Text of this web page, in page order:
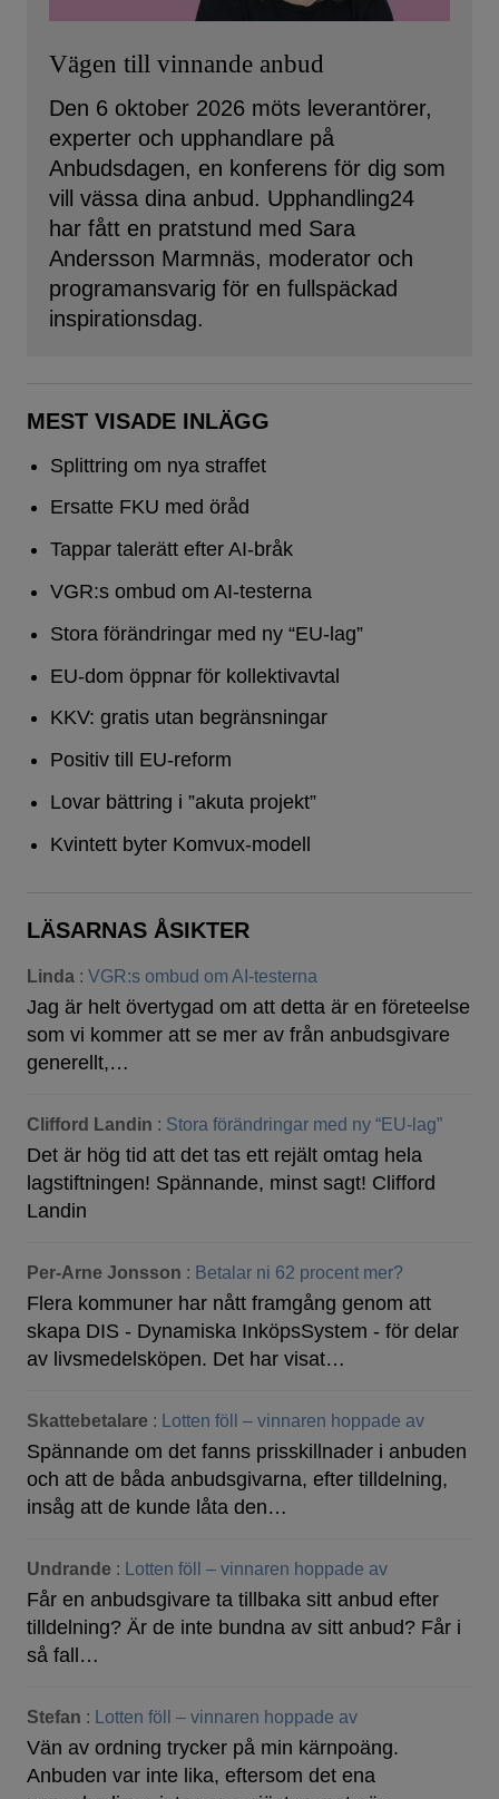
Vägen till vinnande anbud
Den 6 oktober 2026 möts leverantörer,
experter och upphandlare på
Anbudsdagen, en konferens för dig som
vill vässa dina anbud. Upphandling24
har fått en pratstund med Sara
Andersson Marmnäs, moderator och
programansvarig för en fullspäckad
inspirationsdag.
MEST VISADE INLÄGG
Splittring om nya straffet
Ersatte FKU med öråd
Tappar talerätt efter AI-bråk
VGR:s ombud om AI-testerna
Stora förändringar med ny “EU-lag”
EU-dom öppnar för kollektivavtal
KKV: gratis utan begränsningar
Positiv till EU-reform
Lovar bättring i ”akuta projekt”
Kvintett byter Komvux-modell
LÄSARNAS ÅSIKTER
Linda : VGR:s ombud om AI-testerna
Jag är helt övertygad om att detta är en företeelse
som vi kommer att se mer av från anbudsgivare
generellt,…
Clifford Landin : Stora förändringar med ny “EU-lag”
Det är hög tid att det tas ett rejält omtag hela
lagstiftningen! Spännande, minst sagt! Clifford
Landin
Per-Arne Jonsson : Betalar ni 62 procent mer?
Flera kommuner har nått framgång genom att
skapa DIS - Dynamiska InköpsSystem - för delar
av livsmedelsköpen. Det har visat…
Skattebetalare : Lotten föll – vinnaren hoppade av
Spännande om det fanns prisskillnader i anbuden
och att de båda anbudsgivarna, efter tilldelning,
insåg att de kunde låta den…
Undrande : Lotten föll – vinnaren hoppade av
Får en anbudsgivare ta tillbaka sitt anbud efter
tilldelning? Är de inte bundna av sitt anbud? Får i
så fall…
Stefan : Lotten föll – vinnaren hoppade av
Vän av ordning trycker på min kärnpoäng.
Anbuden var inte lika, eftersom det ena